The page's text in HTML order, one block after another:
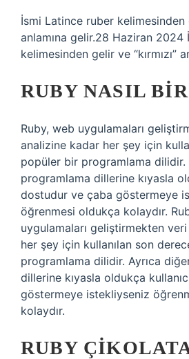
İsmi Latince ruber kelimesinden
anlamına gelir.28 Haziran
kelimesinden gelir ve “kırmızı”
RUBY NASIL
Ruby, web uygulamaları
analizine kadar her şey için
popüler bir programlama dilidir.
programlama dillerine kıyasla
dostudur ve çaba göstermeye
öğrenmesi oldukça kolaydır.
uygulamaları geliştirmekten
her şey için kullanılan son
programlama dilidir. Ayrıca
dillerine kıyasla oldukça
göstermeye istekliyseniz
kolaydır.
RUBY